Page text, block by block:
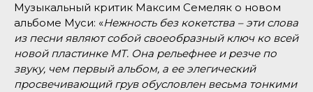
Музыкальный критик Максим Семеляк о новом
альбоме Муси: «Нежность без кокетства – эти слова
из песни являют собой своеобразный ключ ко всей
новой пластинке МТ. Она рельефнее и резче по
звуку, чем первый альбом, а ее элегический
просвечивающий грув обусловлен весьма тонкими